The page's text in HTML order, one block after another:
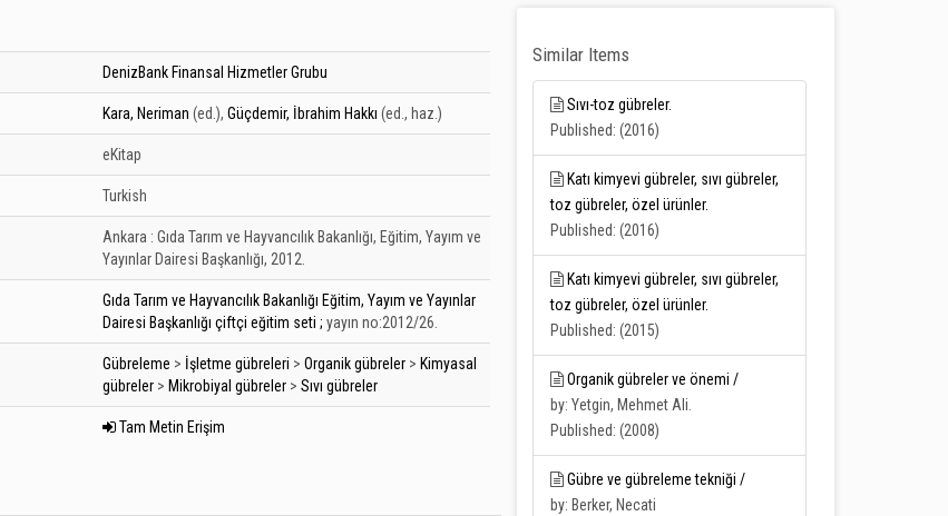
DenizBank Finansal Hizmetler Grubu
Kara, Neriman (ed.), Güçdemir, İbrahim Hakkı (ed., haz.)
eKitap
Turkish
Ankara : Gıda Tarım ve Hayvancılık Bakanlığı, Eğitim, Yayım ve
Yayınlar Dairesi Başkanlığı, 2012.
Gıda Tarım ve Hayvancılık Bakanlığı Eğitim, Yayım ve Yayınlar
Dairesi Başkanlığı çiftçi eğitim seti ; yayın no:2012/26.
Gübreleme > İşletme gübreleri > Organik gübreler > Kimyasal
gübreler > Mikrobiyal gübreler > Sıvı gübreler
Tam Metin Erişim
Similar Items
Sıvı-toz gübreler.
Published: (2016)
Katı kimyevi gübreler, sıvı gübreler,
toz gübreler, özel ürünler.
Published: (2016)
Katı kimyevi gübreler, sıvı gübreler,
toz gübreler, özel ürünler.
Published: (2015)
Organik gübreler ve önemi /
by: Yetgin, Mehmet Ali.
Published: (2008)
Gübre ve gübreleme tekniği /
by: Berker, Necati